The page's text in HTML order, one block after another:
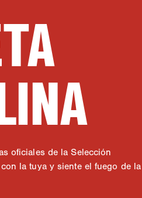
oficiales de la Selección
la tuya y siente el fuego de la